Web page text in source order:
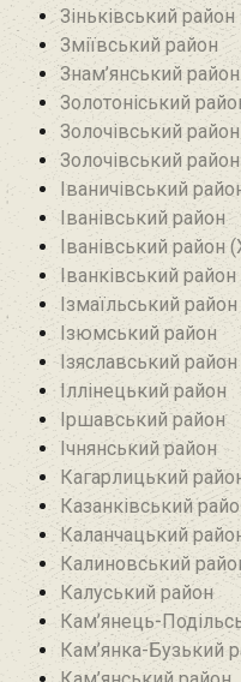
Зіньківський район‎
Зміївський район
Знам’янський район
Золотоніський
Золочівський район
Золочівський
Іваничівський
Іванівський район
Іванівський район
Іванківський район
Ізмаїльський район
Ізюмський район
Ізяславський район
Іллінецький район
Іршавський район
Ічнянський район
Кагарлицький
Казанківський
Каланчацький
Калиновський
Калуський район
Кам’янець-
Кам’янка-Бузький